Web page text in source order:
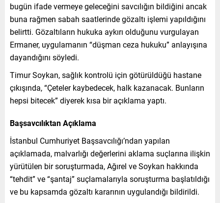
bugün ifade vermeye geleceğini savcılığın bildiğini ancak
buna rağmen sabah saatlerinde gözaltı işlemi yapıldığını
belirtti. Gözaltıların hukuka aykırı olduğunu vurgulayan
Ermaner, uygulamanın “düşman ceza hukuku” anlayışına
dayandığını söyledi.
Timur Soykan, sağlık kontrolü için götürüldüğü hastane
çıkışında, “Çeteler kaybedecek, halk kazanacak. Bunların
hepsi bitecek” diyerek kısa bir açıklama yaptı.
Başsavcılıktan Açıklama
İstanbul Cumhuriyet Başsavcılığı’ndan yapılan
açıklamada, malvarlığı değerlerini aklama suçlarına ilişkin
yürütülen bir soruşturmada, Ağırel ve Soykan hakkında
“tehdit” ve “şantaj” suçlamalarıyla soruşturma başlatıldığı
ve bu kapsamda gözaltı kararının uygulandığı bildirildi.